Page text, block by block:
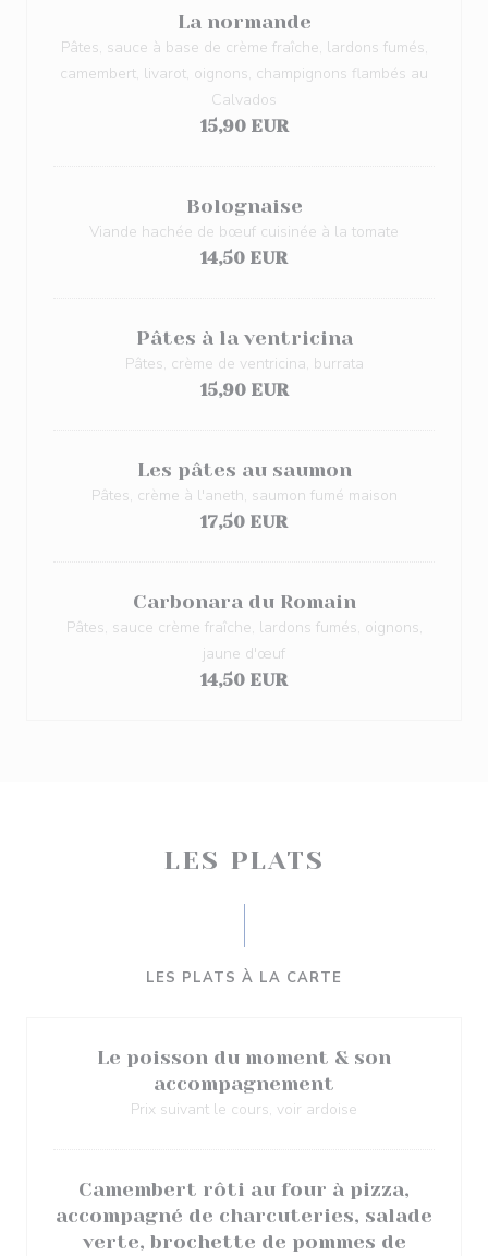
La normande
Pâtes, sauce à base de crème fraîche, lardons fumés,
camembert, livarot, oignons, champignons flambés au
Calvados
15,90 EUR
Bolognaise
Viande hachée de bœuf cuisinée à la tomate
14,50 EUR
Pâtes à la ventricina
Pâtes, crème de ventricina, burrata
15,90 EUR
Les pâtes au saumon
Pâtes, crème à l'aneth, saumon fumé maison
17,50 EUR
Carbonara du Romain
Pâtes, sauce crème fraîche, lardons fumés, oignons,
jaune d'œuf
14,50 EUR
LES PLATS
LES PLATS À LA CARTE
Le poisson du moment & son
accompagnement
Prix suivant le cours, voir ardoise
Camembert rôti au four à pizza,
accompagné de charcuteries, salade
verte, brochette de pommes de